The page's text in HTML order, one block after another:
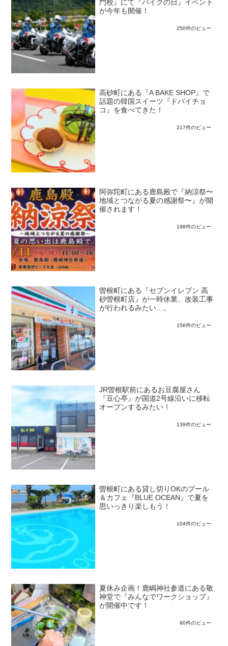
門校』にて『バイクの日』イベント
が今年も開催！
250件のビュー
高砂町にある『A BAKE SHOP』で
話題の韓国スイーツ『ドバイチョ
コ』を食べてきた！
217件のビュー
阿弥陀町にある鹿島殿で『納涼祭〜
地域とつながる夏の感謝祭〜』が開
催されます！
198件のビュー
曽根町にある『セブンイレブン 高
砂曽根町店』が一時休業、改装工事
が行われるみたい…。
156件のビュー
JR曽根駅前にあるお豆腐屋さん
『豆心亭』が国道2号線沿いに移転
オープンするみたい！
139件のビュー
曽根町にある貸し切りOKのプール
＆カフェ『BLUE OCEAN』で夏を
思いっきり楽しもう！
104件のビュー
夏休み企画！鹿嶋神社参道にある敬
神堂で『みんなでワークショップ』
が開催中です！
90件のビュー